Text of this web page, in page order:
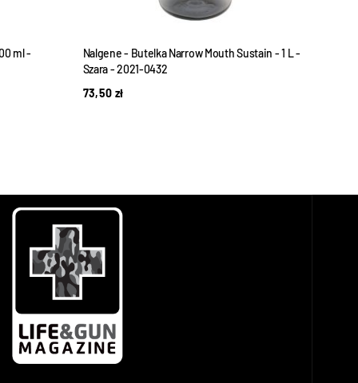
ml -
Nalgene - Butelka Narrow Mouth Sustain - 1 L -
Szara - 2021-0432
73,50 zł